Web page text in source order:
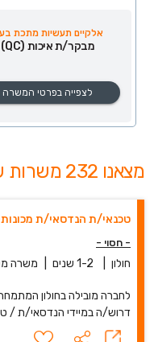
אלקיים תעשיות מתכת
מבקר/ת איכות (QC)
לצפייה בפרטי המשרה
מצאנו 232 משרות שעשויות לעניין אותך
טכנאי/ת הנדסאי/ת
- חסוי -
חולון 1-2 שנים משרה
לחברה מובילה בחולון
דרוש/ה במיידי הנדסאי/ת /